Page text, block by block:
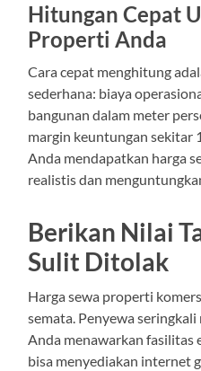
Hitungan Cepat
Properti Anda
Cara cepat menghitung
sederhana: biaya
bangunan dalam meter
margin keuntungan sekitar
Anda mendapatkan harga
realistis dan
Berikan Nilai
Sulit Ditolak
Harga sewa properti
semata. Penyewa
Anda menawarkan fasilitas
bisa menyediakan internet